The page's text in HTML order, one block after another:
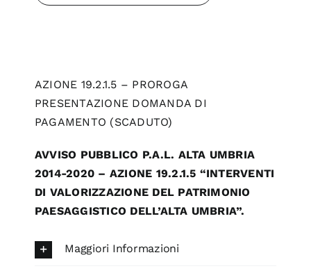
AZIONE 19.2.1.5 – PROROGA
PRESENTAZIONE DOMANDA DI
PAGAMENTO (SCADUTO)
AVVISO PUBBLICO P.A.L. ALTA UMBRIA
2014-2020 – AZIONE 19.2.1.5 “INTERVENTI
DI VALORIZZAZIONE DEL PATRIMONIO
PAESAGGISTICO DELL’ALTA UMBRIA”.
Maggiori Informazioni